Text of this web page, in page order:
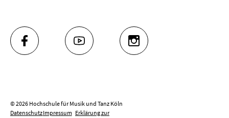
FACEBOOK YOUTUBE INSTAGRAM
© 2026 Hochschule für Musik und Tanz Köln
DatenschutzImpressum Erklärung zur